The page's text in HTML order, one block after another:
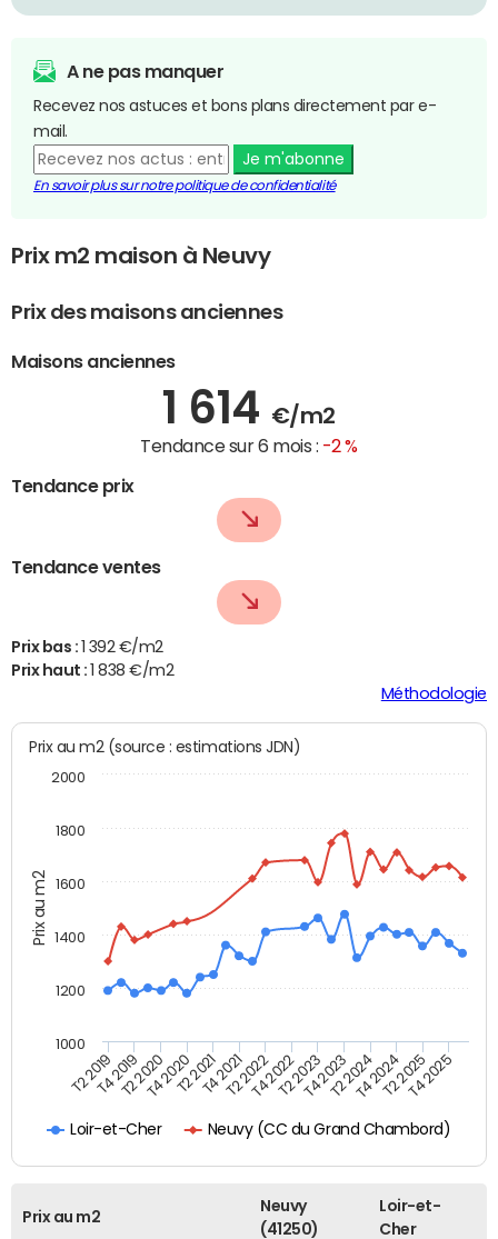
A ne pas manquer
Recevez nos astuces et bons plans directement par e-
mail.
Je m'abonne
En savoir plus sur notre politique de confidentialité
Prix m2 maison à Neuvy
Prix des maisons anciennes
Maisons anciennes
1 614 €/m2
Tendance sur 6 mois : -2 %
Tendance prix
Tendance ventes
Prix bas :
1 392 €/m2
Prix haut :
1 838 €/m2
Méthodologie
Prix au m2
Prix au m2 (source : estimations JDN)
Loir-et-Cher Neuvy (CC du Grand Chambord)
T2 2019T4 2019T2 2020T4 2020T2 2021T4 2021T2 2022T4 2022T2 2023T4 2023T2 2024T4 2024T2 2025T4 2025
1000
1200
1400
1600
1800
2000
Prix au m2
Neuvy
(41250)
Loir-et-
Cher